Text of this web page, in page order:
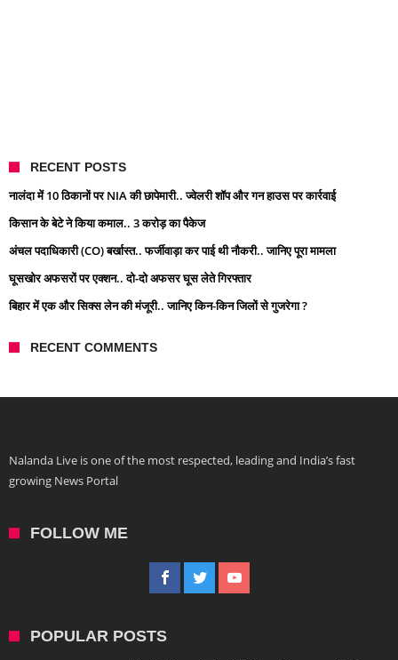
RECENT POSTS
नालंदा में 10 ठिकानों पर NIA की छापेमारी.. ज्वेलरी शॉप और गन हाउस पर कार्रवाई
किसान के बेटे ने किया कमाल.. 3 करोड़ का पैकेज
अंचल पदाधिकारी (CO) बर्खास्त.. फर्जीवाड़ा कर पाई थी नौकरी.. जानिए पूरा मामला
घूसखोर अफसरों पर एक्शन.. दो-दो अफसर घूस लेते गिरफ्तार
बिहार में एक और सिक्स लेन की मंजूरी.. जानिए किन-किन जिलों से गुजरेगा ?
RECENT COMMENTS
Nalanda Live is one of the most respected, leading and India’s fast
growing News Portal
FOLLOW ME
POPULAR POSTS